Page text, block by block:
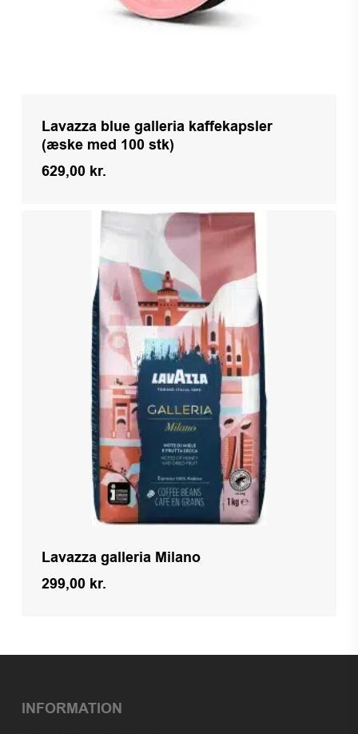
Lavazza blue galleria kaffekapsler
(æske med 100 stk)
629,00 kr.
Lavazza galleria Milano
299,00 kr.
INFORMATION